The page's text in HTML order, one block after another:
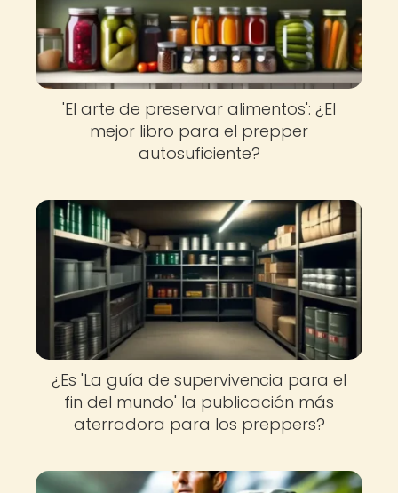
'El arte de preservar alimentos': ¿El
mejor libro para el prepper
autosuficiente?
¿Es 'La guía de supervivencia para el
fin del mundo' la publicación más
aterradora para los preppers?